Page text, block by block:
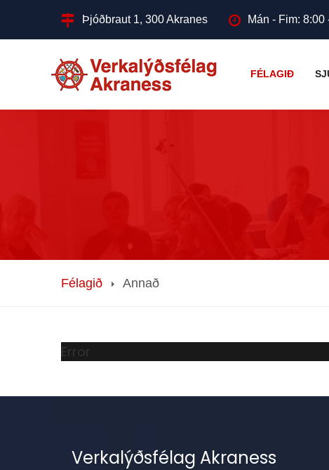
Þjóðbraut 1, 300 Akranes Mán - Fim:
FÉLAGIÐ
Félagið Annað
Error
Verkalýðsfélag Akraness